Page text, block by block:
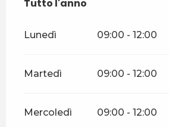
Tutto l'anno
Tutto l'anno
Lunedì 09:00 - 12:00
Martedì 09:00 - 12:00
Mercoledì 09:00 - 12:00